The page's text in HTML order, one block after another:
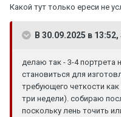
Какой тут только ереси не
В 30.09.2025 в
делаю так - 3-4 портрета
становиться для
требующего четкости
три недели). собираю
поскольку лень точить